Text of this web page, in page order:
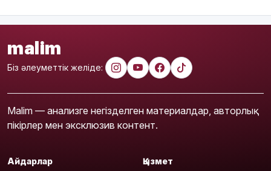
malim
Біз әлеуметтік желіде:
Malim — анализге негізделген материалдар, авторлық
пікірлер мен эксклюзив контент.
Айдарлар Қызмет